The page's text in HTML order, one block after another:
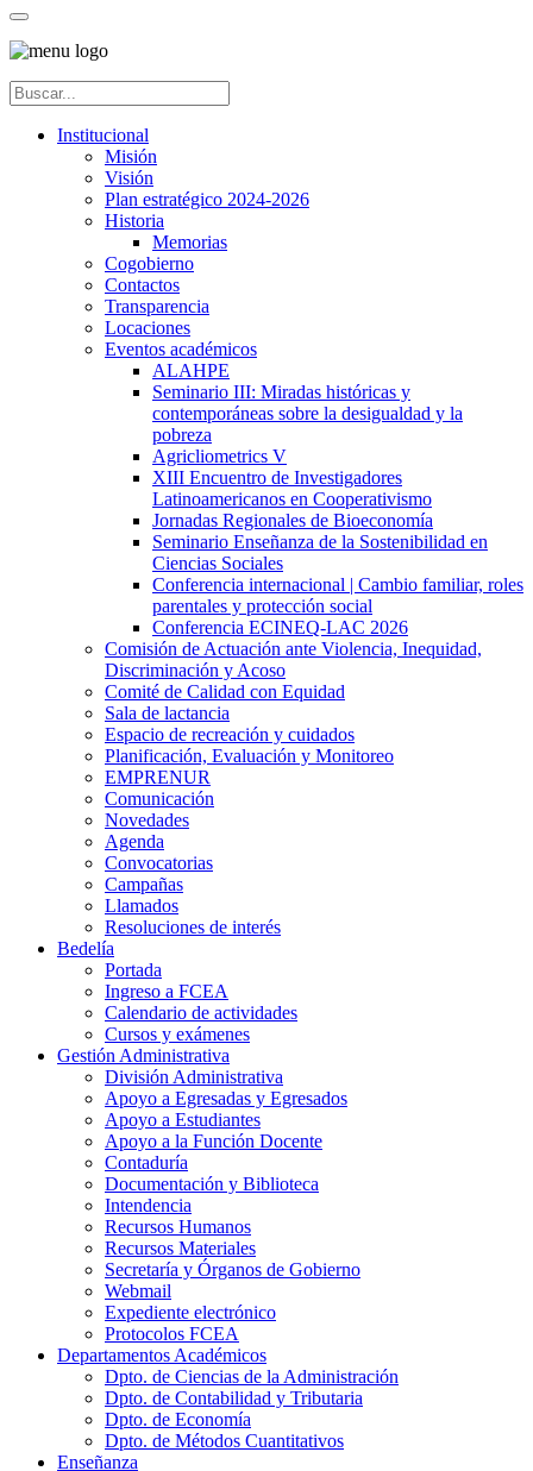
Institucional
Misión
Visión
Plan estratégico 2024-2026
Historia
Memorias
Cogobierno
Contactos
Transparencia
Locaciones
Eventos académicos
ALAHPE
Seminario III: Miradas históricas y
contemporáneas sobre la desigualdad y la
pobreza
Agricliometrics V
XIII Encuentro de Investigadores
Latinoamericanos en Cooperativismo
Jornadas Regionales de Bioeconomía
Seminario Enseñanza de la Sostenibilidad en
Ciencias Sociales
Conferencia internacional | Cambio familiar, roles
parentales y protección social
Conferencia ECINEQ-LAC 2026
Comisión de Actuación ante Violencia, Inequidad,
Discriminación y Acoso
Comité de Calidad con Equidad
Sala de lactancia
Espacio de recreación y cuidados
Planificación, Evaluación y Monitoreo
EMPRENUR
Comunicación
Novedades
Agenda
Convocatorias
Campañas
Llamados
Resoluciones de interés
Bedelía
Portada
Ingreso a FCEA
Calendario de actividades
Cursos y exámenes
Gestión Administrativa
División Administrativa
Apoyo a Egresadas y Egresados
Apoyo a Estudiantes
Apoyo a la Función Docente
Contaduría
Documentación y Biblioteca
Intendencia
Recursos Humanos
Recursos Materiales
Secretaría y Órganos de Gobierno
Webmail
Expediente electrónico
Protocolos FCEA
Departamentos Académicos
Dpto. de Ciencias de la Administración
Dpto. de Contabilidad y Tributaria
Dpto. de Economía
Dpto. de Métodos Cuantitativos
Enseñanza